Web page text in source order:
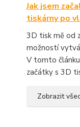
Jak jsem
tiskárny po
3D tisk mě od
možností
V tomto
začátky s 3D
Zobrazit